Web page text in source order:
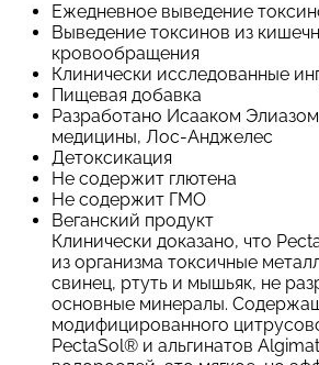
Ежедневное выведение
Выведение токсинов из
кровообращения
Клинически исследованные
Пищевая добавка
Разработано Исааком
медицины, Лос-Анджелес
Детоксикация
Не содержит глютена
Не содержит ГМО
Веганский продукт
Клинически доказано, что
из организма токсичные
свинец, ртуть и мышьяк, не
основные минералы.
модифицированного
PectaSol® и альгинатов